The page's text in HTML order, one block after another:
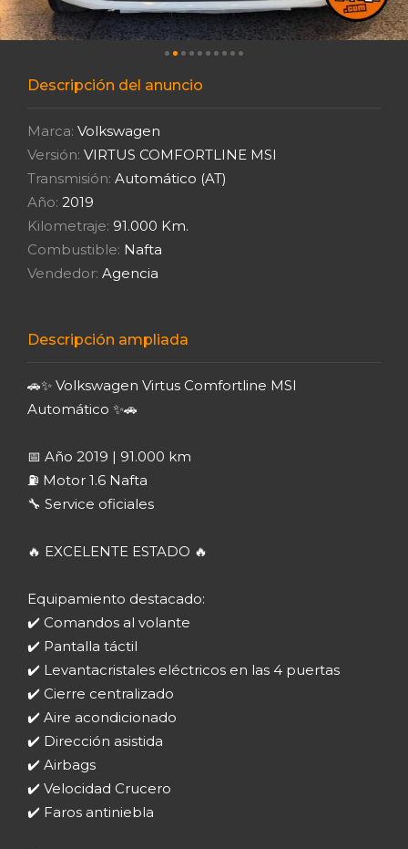
Descripción del anuncio
Marca: Volkswagen
Versión: VIRTUS COMFORTLINE MSI
Transmisión: Automático (AT)
Año: 2019
Kilometraje: 91.000 Km.
Combustible: Nafta
Vendedor: Agencia
Descripción ampliada
🚗✨ Volkswagen Virtus Comfortline MSI
Automático ✨🚗
📅 Año 2019 | 91.000 km
⛽ Motor 1.6 Nafta
🔧 Service oficiales
🔥 EXCELENTE ESTADO 🔥
Equipamiento destacado:
✔️ Comandos al volante
✔️ Pantalla táctil
✔️ Levantacristales eléctricos en las 4 puertas
✔️ Cierre centralizado
✔️ Aire acondicionado
✔️ Dirección asistida
✔️ Airbags
✔️ Velocidad Crucero
✔️ Faros antiniebla